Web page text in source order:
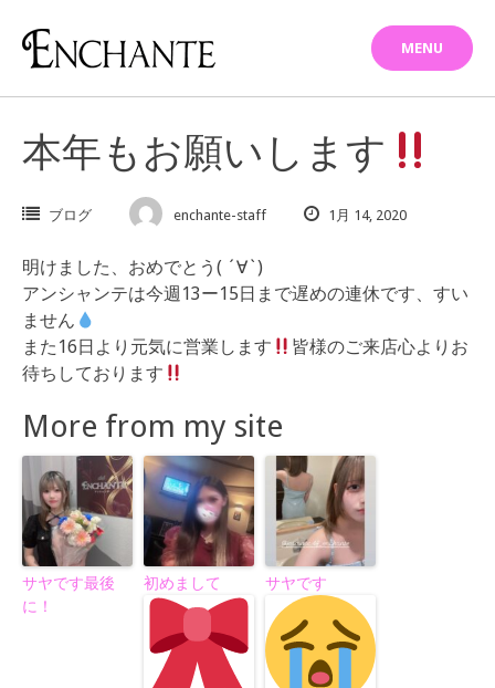
content
MENU
本年もお願いします
ブログ enchante-staff 1月 14, 2020
明けました、おめでとう( ´∀`)
アンシャンテは今週13ー15日まで遅めの連休です、すい
ません
また16日より元気に営業します
皆様のご来店心よりお
待ちしております
More from my site
サヤです最後
に！
初めまして サヤです